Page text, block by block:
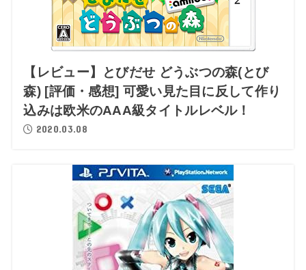
【レビュー】とびだせ どうぶつの森(とび
森) [評価・感想] 可愛い見た目に反して作り
込みは欧米のAAA級タイトルレベル！
2020.03.08